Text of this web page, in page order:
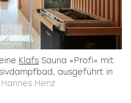
Klafs Sauna «Profi» mit
ausgeführt in
Henz